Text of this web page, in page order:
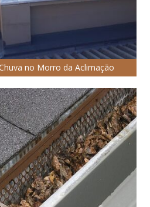
no Morro da Aclimação